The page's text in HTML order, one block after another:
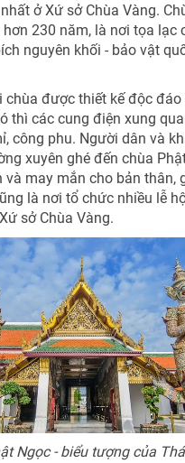
ở Xứ sở Chùa Vàng.
230 năm, là nơi tọa lạc
nguyên khối - bảo vật
chùa được thiết kế độc
thì các cung điện xung
công phu. Người dân và
xuyên ghé đến chùa
và may mắn cho bản thân,
là nơi tổ chức nhiều lễ
sở Chùa Vàng.
Ngọc - biểu tượng của